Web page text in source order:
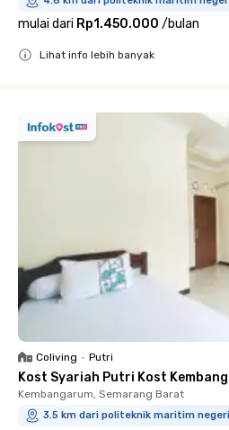
mulai dari Rp1.450.000 /bulan
Lihat info lebih banyak
Coliving • Putri
Kost Syariah Putri Kost
Kembangarum, Semarang Barat
3.5 km dari politeknik maritim